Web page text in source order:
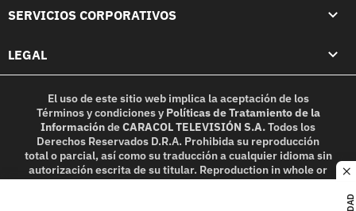
SERVICIOS CORPORATIVOS
LEGAL
El uso de este sitio web implica la aceptación de los
Términos y condicionesy Políticas de Tratamiento de la
InformacióndeCARACOL TELEVISIÓN S.A.Todos los
Derechos Reservados D.R.A. Prohibida su reproducción
total o parcial, así como su traducción a cualquier idioma sin
autorización escrita de su titular. Reproduction in whole or
in part, or translation without written permission is